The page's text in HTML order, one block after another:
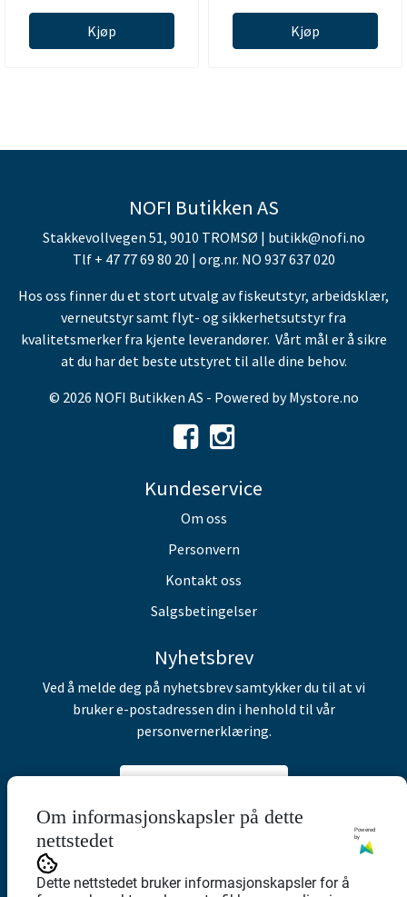
Kjøp Kjøp
NOFI Butikken AS
Stakkevollvegen 51, 9010 TROMSØ | butikk@nofi.no
Tlf + 47 77 69 80 20 | org.nr. NO 937 637 020
Hos oss finner du et stort utvalg av fiskeutstyr, arbeidsklær,
verneutstyr samt flyt- og sikkerhetsutstyr fra
kvalitetsmerker fra kjente leverandører. Vårt mål er å sikre
at du har det beste utstyret til alle dine behov.
© 2026 NOFI Butikken AS - Powered byMystore.no
Kundeservice
Om oss
Personvern
Kontakt oss
Salgsbetingelser
Nyhetsbrev
Ved å melde deg på nyhetsbrev samtykker du til at vi
bruker e-postadressen din i henhold til vår
personvernerklæring.
Abonner på nyhetsbrev
Om informasjonskapsler på dette
nettstedet
Powered
by
Dette nettstedet bruker informasjonskapsler for å